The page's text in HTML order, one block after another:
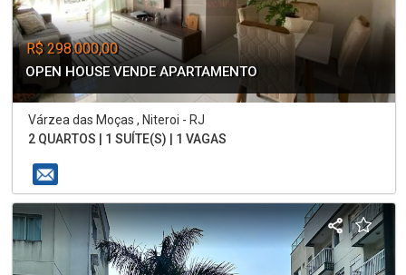
R$ 298.000,00
OPEN HOUSE VENDE APARTAMENTO
Várzea das Moças , Niteroi - RJ
2 QUARTOS | 1 SUÍTE(S) | 1 VAGAS